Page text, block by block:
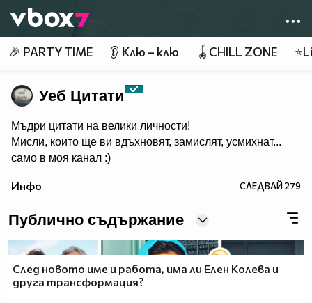
👾
🎉 PARTY TIME 👂 Клю – клю 🪀CHILL ZONE
Уеб Цитати
Мъдри цитати на велики личности!
Мисли, които ще ви вдъхновят, замислят, усмихнат...
само в моя канал :)
Инфо СЛЕДВАЙ279
Публично съдържание
След новото име и работа, има ли Елен Колева и
друга трансформация?